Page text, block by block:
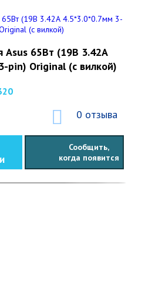
Asus 65Вт (19В 3.42А
pin) Original (с вилкой)
0 отзыва
Сообщить,
когда появится